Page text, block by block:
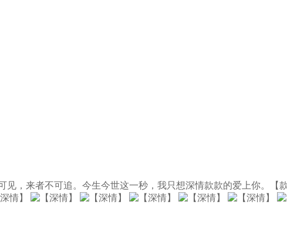
，来者不可追。今生今世这一秒，我只想深情款款的爱上你。【